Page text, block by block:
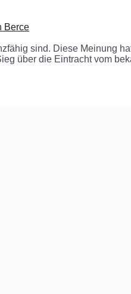
Berce
sind. Diese Meinung
über die Eintracht vom